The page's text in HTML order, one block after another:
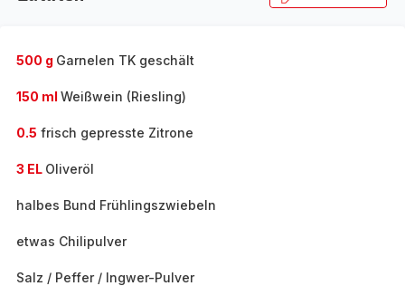
500 g Garnelen TK geschält
150 ml Weißwein (Riesling)
0.5 frisch gepresste Zitrone
3 EL Oliveröl
halbes Bund Frühlingszwiebeln
etwas Chilipulver
Salz / Peffer / Ingwer-Pulver